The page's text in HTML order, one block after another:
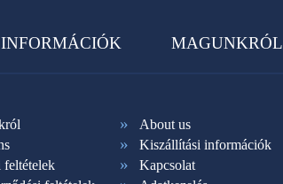
MAGUNKRÓL
About us
Kiszállítási információk
feltételek
Kapcsolat